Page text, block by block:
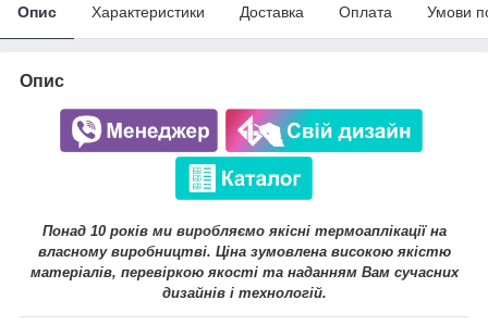
Опис Характеристики Доставка Оплата Умови
Опис
Понад 10 років ми виробляємо якісні термоаплікації на
власному виробництві. Ціна зумовлена високою якістю
матеріалів, перевіркою якості та наданням Вам сучасних
дизайнів і технологій.